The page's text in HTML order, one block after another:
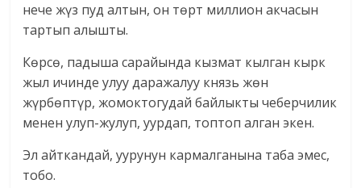
нече жүз пуд алтын, он төрт миллион акчасын
тартып алышты.
Көрсө, падыша сарайында кызмат кылган кырк
жыл ичинде улуу даражалуу князь жөн
жүрбөптүр, жомоктогудай байлыкты чеберчилик
менен улуп-жулуп, уурдап, топтоп алган экен.
Эл айткандай, уурунун кармалганына таба эмес,
тобо.